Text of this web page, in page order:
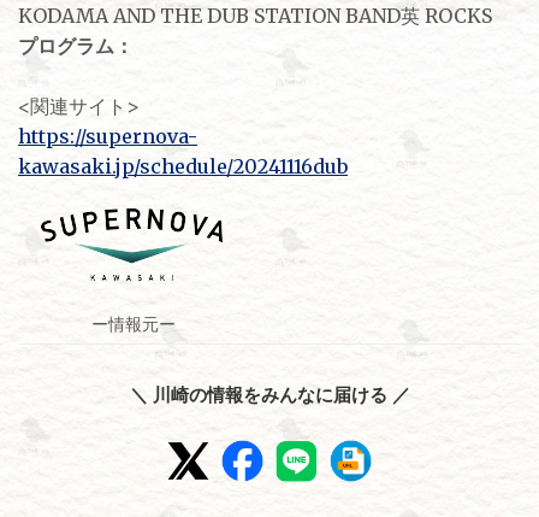
KODAMA AND THE DUB STATION BAND英 ROCKS
プログラム：
<関連サイト>
https://supernova-
kawasaki.jp/schedule/20241116dub
ー情報元ー
＼ 川崎の情報をみんなに届ける ／